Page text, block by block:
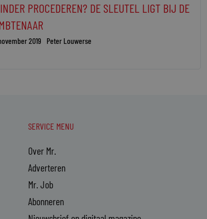
PROCEDEREN? DE SLEUTEL LIGT BIJ DE
2019 Peter Louwerse
SERVICE MENU
Over Mr.
Adverteren
Mr. Job
Abonneren